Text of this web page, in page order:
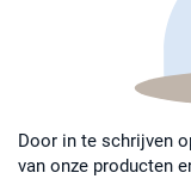
Door in te schrijven
van onze producten